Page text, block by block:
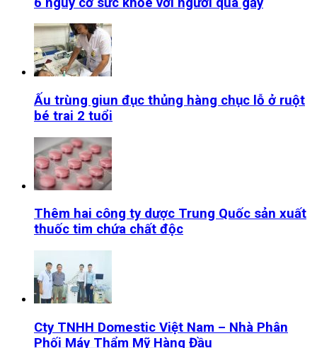
Ấu trùng giun đục thủng hàng chục lỗ ở ruột
bé trai 2 tuổi
Thêm hai công ty dược Trung Quốc sản xuất
thuốc tim chứa chất độc
Cty TNHH Domestic Việt Nam – Nhà Phân
Phối Máy Thẩm Mỹ Hàng Đầu